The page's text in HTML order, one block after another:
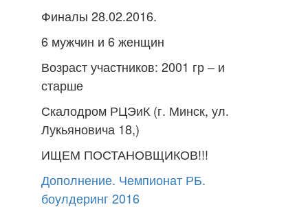
Финалы 28.02.2016.
6 мужчин и 6 женщин
Возраст участников: 2001 гр – и
старше
Скалодром РЦЭиК (г. Минск, ул.
Лукьяновича 18,)
ИЩЕМ ПОСТАНОВЩИКОВ!!!
Дополнение. Чемпионат РБ.
боулдеринг 2016